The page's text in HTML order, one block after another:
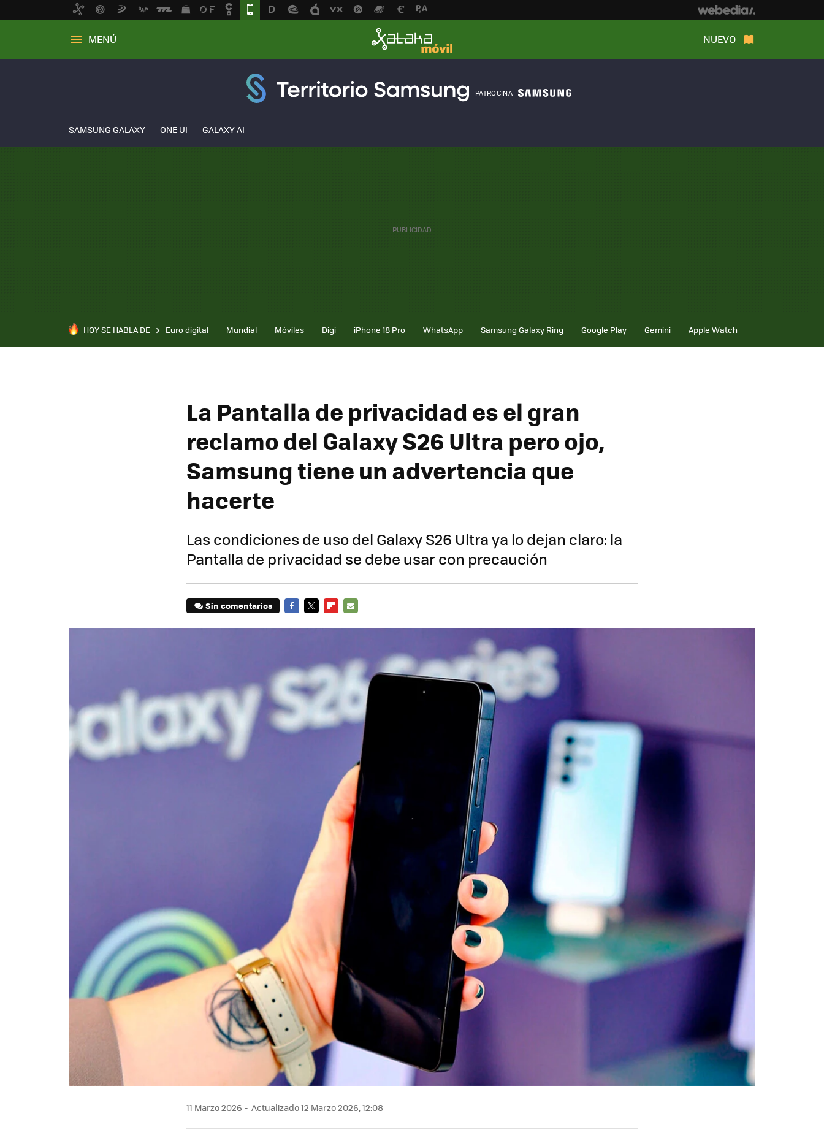
MENÚ NUEVO
PATROCINA
SAMSUNG GALAXY ONE UI GALAXY AI
HOY SE HABLA DE Euro digital Mundial Móviles Digi iPhone 18 Pro WhatsApp Samsung Galaxy Ring Google Play Gemini Apple Watch
La Pantalla de privacidad es el gran
reclamo del Galaxy S26 Ultra pero ojo,
Samsung tiene un advertencia que
hacerte
Las condiciones de uso del Galaxy S26 Ultra ya lo dejan claro: la
Pantalla de privacidad se debe usar con precaución
Sin comentarios
11 Marzo 2026 Actualizado 12 Marzo 2026, 12:08